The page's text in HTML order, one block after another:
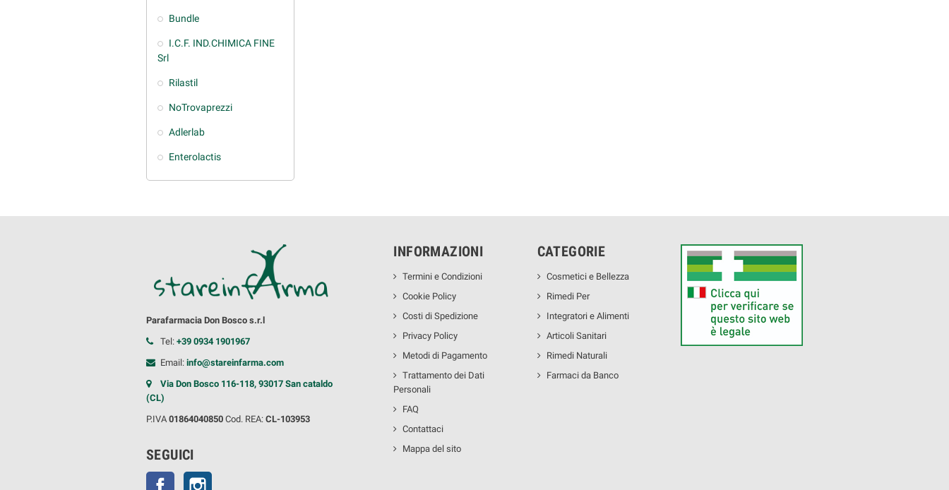
Bundle
I.C.F. IND.CHIMICA FINE
Srl
Rilastil
NoTrovaprezzi
Adlerlab
Enterolactis
Parafarmacia Don Bosco s.r.l
Tel: +39 0934 1901967
Email: info@stareinfarma.com
Via Don Bosco 116-118, 93017 San cataldo
(CL)
P.IVA 01864040850 Cod. REA: CL-103953
SEGUICI
Facebook
INFORMAZIONI
Termini e Condizioni
Cookie Policy
Costi di Spedizione
Privacy Policy
Metodi di Pagamento
Trattamento dei Dati
Personali
FAQ
Contattaci
Mappa del sito
CATEGORIE
Cosmetici e Bellezza
Rimedi Per
Integratori e Alimenti
Articoli Sanitari
Rimedi Naturali
Farmaci da Banco